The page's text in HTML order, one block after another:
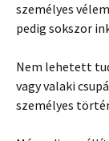
személyes
pedig sokszor
Nem lehetett
vagy valaki
személyes